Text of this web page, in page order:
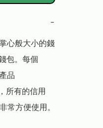
−
心般大小的錢
包。每個
品
所有的信用
常方便使用。